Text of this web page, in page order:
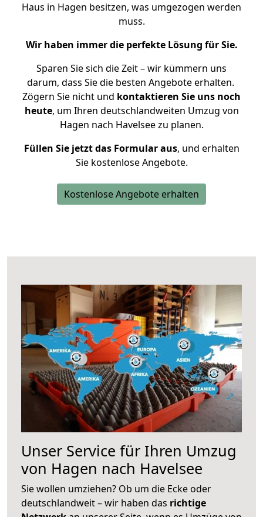
Haus in Hagen besitzen, was umgezogen werden
muss.
Wir haben immer die perfekte Lösung für Sie.
Sparen Sie sich die Zeit – wir kümmern uns
darum, dass Sie die besten Angebote erhalten.
Zögern Sie nicht und kontaktieren Sie uns noch
heute, um Ihren deutschlandweiten Umzug von
Hagen nach Havelsee zu planen.
Füllen Sie jetzt das Formular aus, und erhalten
Sie kostenlose Angebote.
Kostenlose Angebote erhalten
Unser Service für Ihren Umzug
von Hagen nach Havelsee
Sie wollen umziehen? Ob um die Ecke oder
deutschlandweit – wir haben das richtige